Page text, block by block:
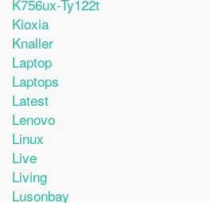
K756ux-Ty122t
Kioxia
Knaller
Laptop
Laptops
Latest
Lenovo
Linux
Live
Living
Lusonbay